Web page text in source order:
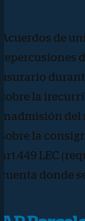
Acuerdos de
repercusiones
usurario
sobre la
inadmisión del
sobre la
art.449 LEC
cuenta donde